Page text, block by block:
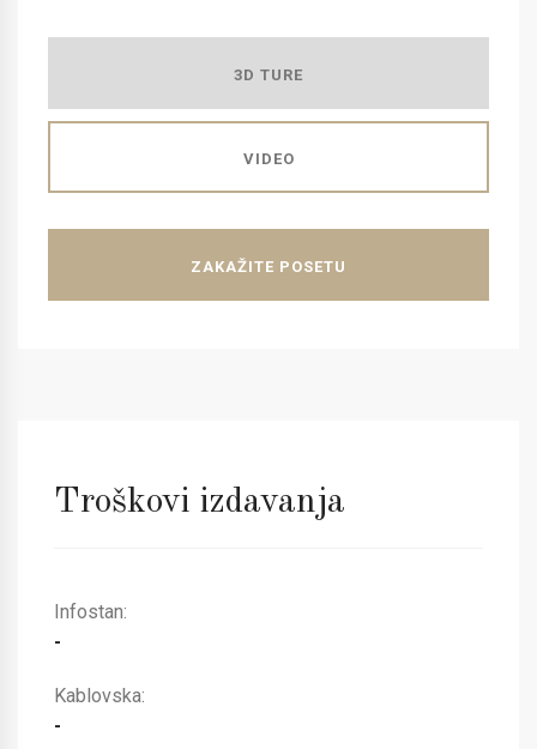
3D TURE
VIDEO
ZAKAŽITE POSETU
Troškovi izdavanja
Infostan:
-
Kablovska:
-